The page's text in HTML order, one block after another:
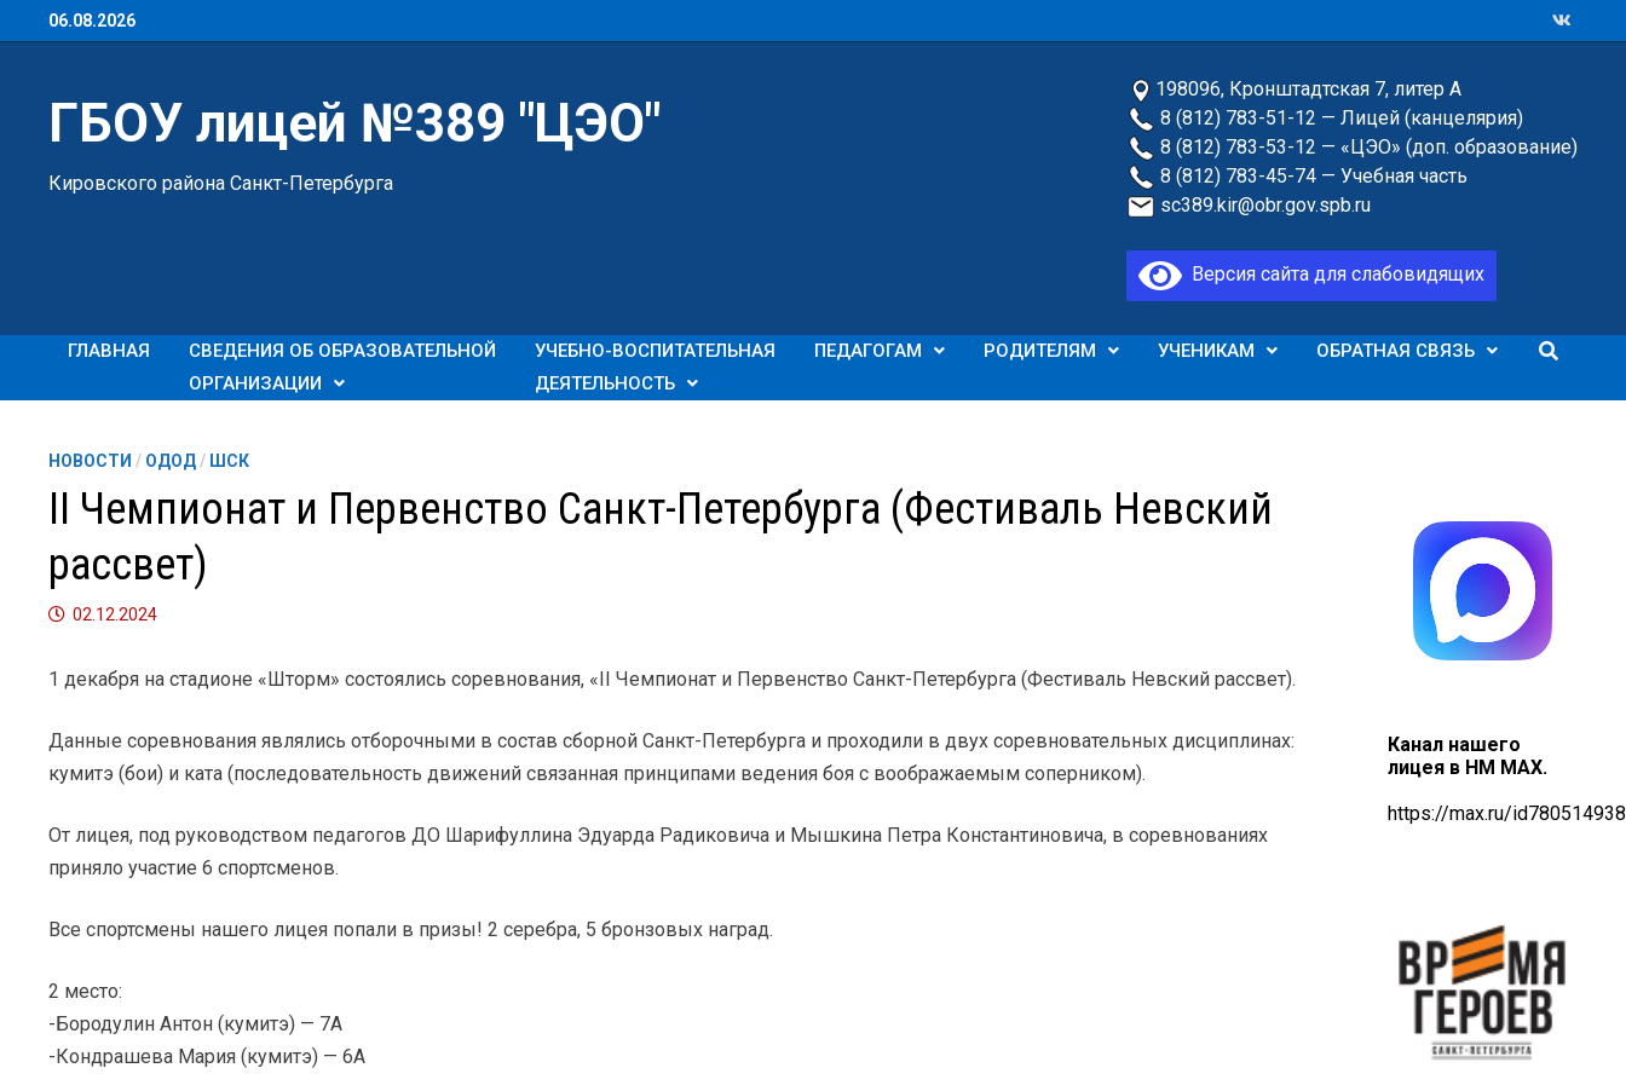
Перейти06.08.2026
ГБОУ лицей №389 "ЦЭО"
Кировского района Санкт-Петербурга
198096, Кронштадтская 7, литер А
8 (812) 783-51-12 — Лицей (канцелярия)
8 (812) 783-53-12 — «ЦЭО» (доп. образование)
8 (812) 783-45-74 — Учебная часть
sc389.kir@obr.gov.spb.ru
Версия сайта для слабовидящих
ГЛАВНАЯ
СВЕДЕНИЯ ОБ ОБРАЗОВАТЕЛЬНОЙ
ОРГАНИЗАЦИИ
УЧЕБНО-ВОСПИТАТЕЛЬНАЯ
ДЕЯТЕЛЬНОСТЬ
ПЕДАГОГАМ РОДИТЕЛЯМ УЧЕНИКАМ ОБРАТНАЯ СВЯЗЬ
НОВОСТИ / ОДОД / ШСК
II Чемпионат и Первенство Санкт-Петербурга (Фестиваль Невский
рассвет)
02.12.2024
1 декабря на стадионе «Шторм» состоялись соревнования, «II Чемпионат и Первенство Санкт-Петербурга (Фестиваль Невский рассвет).
Данные соревнования являлись отборочными в состав сборной Санкт-Петербурга и проходили в двух соревновательных дисциплинах:
кумитэ (бои) и ката (последовательность движений связанная принципами ведения боя с воображаемым соперником).
От лицея, под руководством педагогов ДО Шарифуллина Эдуарда Радиковича и Мышкина Петра Константиновича, в соревнованиях
приняло участие 6 спортсменов.
Все спортсмены нашего лицея попали в призы! 2 серебра, 5 бронзовых наград.
2 место:
-Бородулин Антон (кумитэ) — 7А
-Кондрашева Мария (кумитэ) — 6А
Канал нашего
лицея в НМ MAX.
https://max.ru/